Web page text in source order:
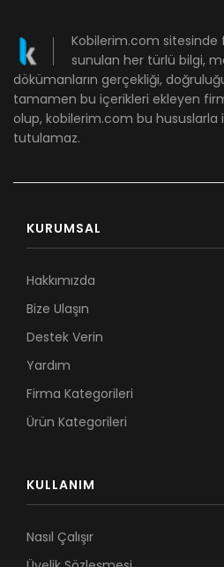
Kobilerim.com sitesinde
sunulan her türlü bilgi,
dökümanların gerçekliği,
tamamen bu içerikleri ekleyen
olup, kobilerim.com bu hususlarla
tutulamaz.
KURUMSAL
Hakkımızda
Bize Ulaşın
Destek Verin
Yardım
Firma Kategorileri
Ürün Kategorileri
KULLANIM
Nasıl Çalışır